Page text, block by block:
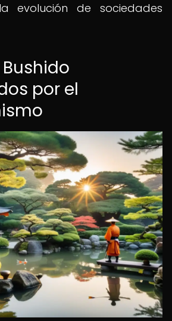
evolución de sociedades
por el